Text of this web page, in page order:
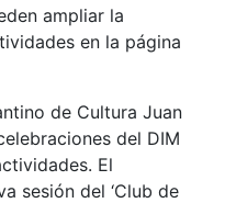
ampliar la
en la página
de Cultura Juan
del DIM
El
sesión del ‘Club de